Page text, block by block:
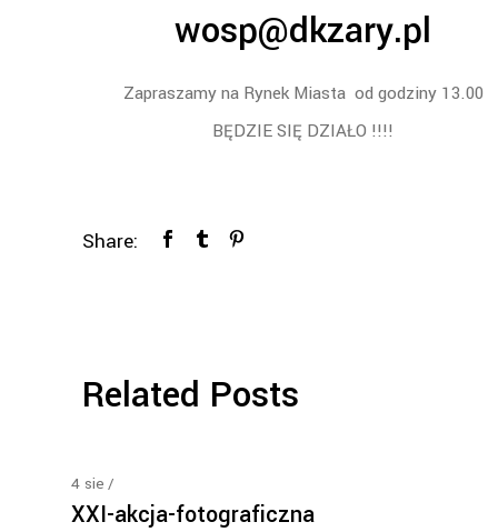
wosp@dkzary.pl
Zapraszamy na Rynek Miasta od godziny 13.00
BĘDZIE SIĘ DZIAŁO !!!!
Share:
Related Posts
4 sie
XXI-akcja-fotograficzna